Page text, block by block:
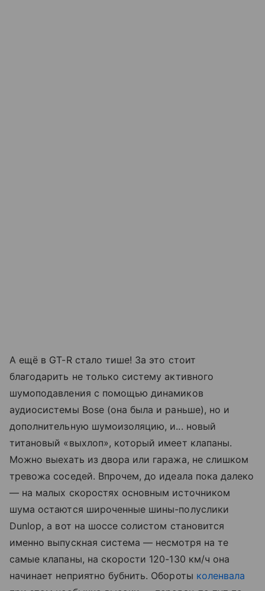
А ещё в GT-R стало тише! За это стоит
благодарить не только систему активного
шумоподавления с помощью динамиков
аудиосистемы Bose (она была и раньше), но и
дополнительную шумоизоляцию, и... новый
титановый «выхлоп», который имеет клапаны.
Можно выехать из двора или гаража, не слишком
тревожа соседей. Впрочем, до идеала пока далеко
— на малых скоростях основным источником
шума остаются широченные шины-полуслики
Dunlop, а вот на шоссе солистом становится
именно выпускная система — несмотря на те
самые клапаны, на скорости 120-130 км/ч она
начинает неприятно бубнить. Обороты коленвала